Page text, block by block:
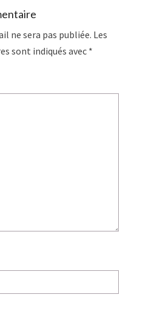
ne sera pas publiée. Les
sont indiqués avec *